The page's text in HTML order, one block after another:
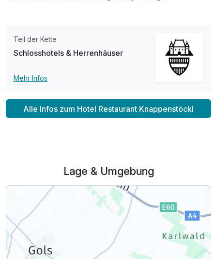
Teil der Kette
Schlosshotels & Herrenhäuser
Mehr Infos
Alle Infos zum Hotel Restaurant Knappenstöckl
Lage & Umgebung